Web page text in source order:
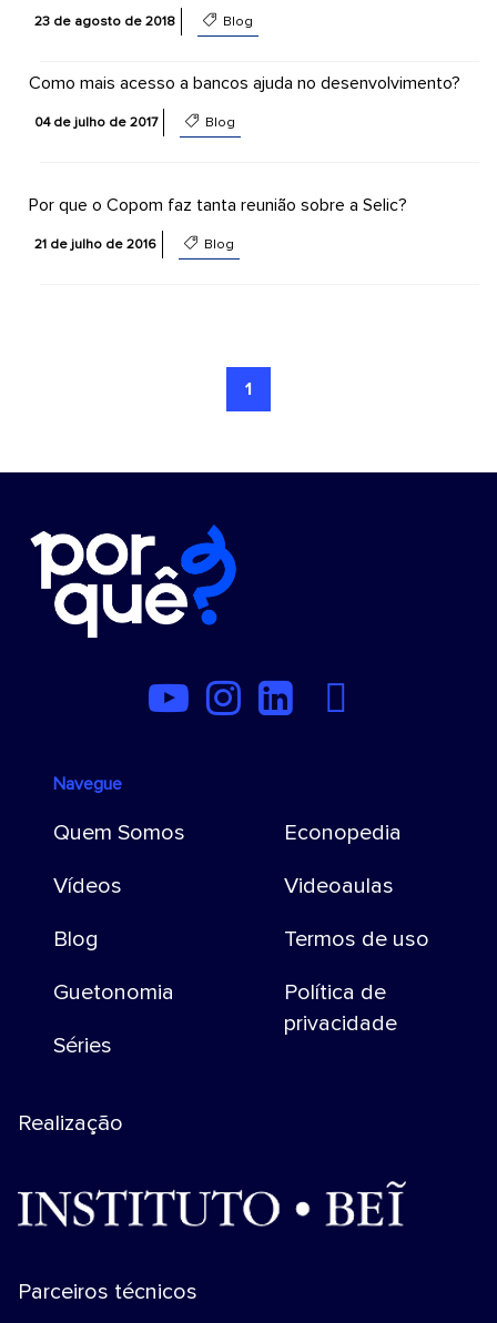
23 de agosto de 2018 Blog
Como mais acesso a bancos ajuda no desenvolvimento?
04 de julho de 2017 Blog
Por que o Copom faz tanta reunião sobre a Selic?
21 de julho de 2016 Blog
1
Navegue
Quem Somos
Vídeos
Blog
Guetonomia
Séries
Econopedia
Videoaulas
Termos de uso
Política de
privacidade
Realização
Parceiros técnicos